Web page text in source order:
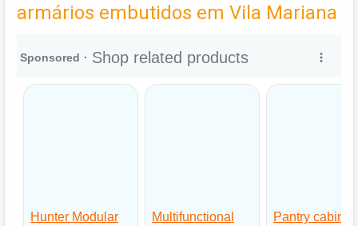
armários embutidos em Vila Mariana